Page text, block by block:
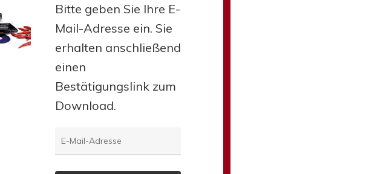
Bitte geben Sie Ihre E-
Mail-Adresse ein. Sie
erhalten anschließend
einen
Bestätigungslink zum
Download.